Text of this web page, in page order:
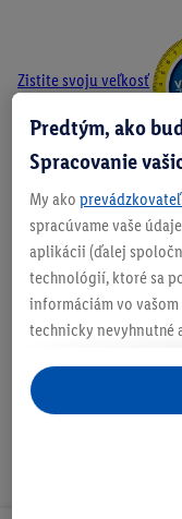
Zistite svoju veľkosť
O produkte
Podrobnosti o
Predtým, ako
Spracovanie
My ako
spracúvame vaše
aplikácii (ďalej
technológií, ktoré sa
informáciám vo
technicky nevyhnutné
personalizovanú
ste účastníkom
aj údaje z vášho
následne si vytvoríte